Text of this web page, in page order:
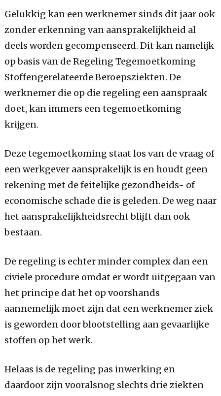
Gelukkig kan een werknemer sinds dit jaar ook
zonder erkenning van aansprakelijkheid al
deels worden gecompenseerd. Dit kan namelijk
op basis van de Regeling Tegemoetkoming
Stoffengerelateerde Beroepsziekten. De
werknemer die op die regeling een aanspraak
doet, kan immers een tegemoetkoming
krijgen.
Deze tegemoetkoming staat los van de vraag of
een werkgever aansprakelijk is en houdt geen
rekening met de feitelijke gezondheids- of
economische schade die is geleden. De weg naar
het aansprakelijkheidsrecht blijft dan ook
bestaan.
De regeling is echter minder complex dan een
civiele procedure omdat er wordt uitgegaan van
het principe dat het op voorshands
aannemelijk moet zijn dat een werknemer ziek
is geworden door blootstelling aan gevaarlijke
stoffen op het werk.
Helaas is de regeling pas inwerking en
daardoor zijn vooralsnog slechts drie ziekten